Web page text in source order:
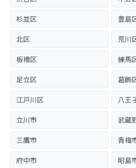
杉並区 豊島
北区 荒川
板橋区 練馬
足立区 葛飾
江戸川区 八王
立川市 武蔵
三鷹市 青梅
府中市 昭島